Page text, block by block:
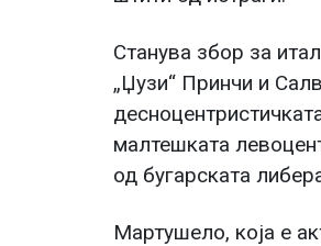
Станува збор за
„Џузи“ Принчи и
малтешката
од бугарската
Мартушело, која е